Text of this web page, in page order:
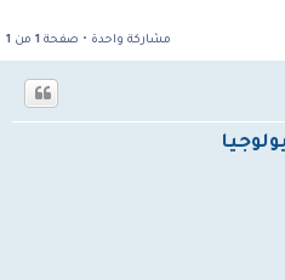
مشاركة واحدة • صفحة 1 من 1